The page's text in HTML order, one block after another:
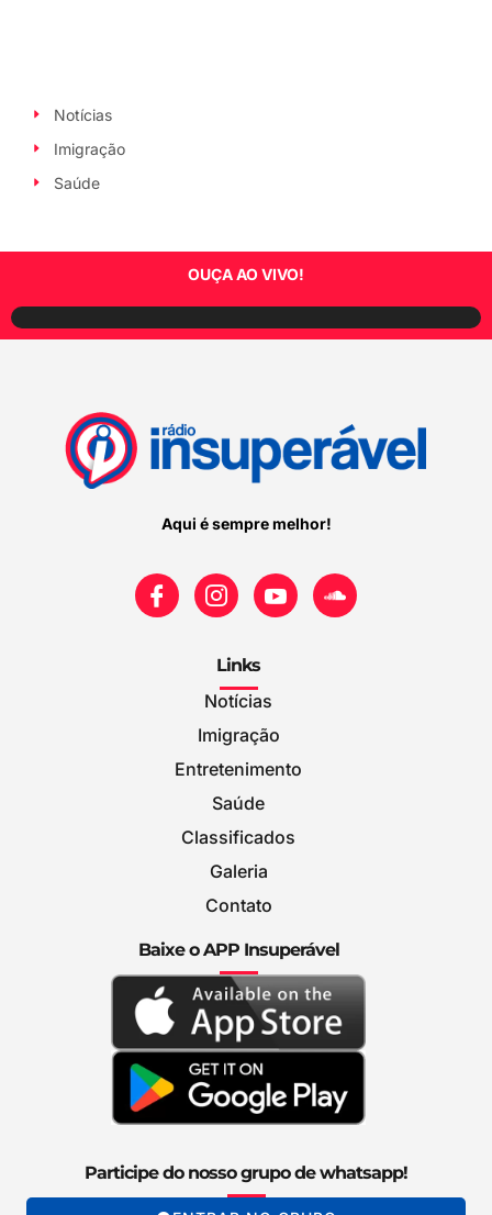
Notícias
Imigração
Saúde
OUÇA AO VIVO!
Aqui é sempre melhor!
Links
Notícias
Imigração
Entretenimento
Saúde
Classificados
Galeria
Contato
Baixe o APP Insuperável
Participe do nosso grupo de whatsapp!